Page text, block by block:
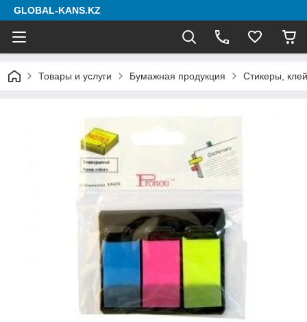
GLOBAL-KANS.KZ
Товары и услуги Бумажная продукция Стикеры,